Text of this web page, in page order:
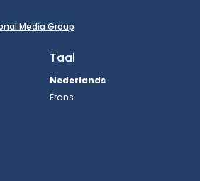
Media Group
Taal
Nederlands
Frans